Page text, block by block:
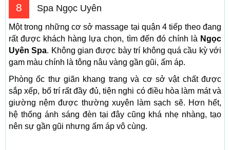
8 Spa Ngọc Uyên
Một trong những cơ sở massage tại quận 4 tiếp theo đang
rất được khách hàng lựa chọn, tìm đến đó chính là Ngọc
Uyên Spa. Không gian được bày trí không quá cầu kỳ với
gam màu chính là tông nâu vàng gần gũi, ấm áp.
Phòng ốc thư giãn khang trang và cơ sở vật chất được
sắp xếp, bố trí rất đầy đủ, tiện nghi có điều hòa làm mát và
giường nệm được thường xuyên làm sạch sẽ. Hơn hết,
hệ thống ánh sáng đèn tại đây cũng khá nhẹ nhàng, tạo
nên sự gần gũi nhưng ấm áp vô cùng.